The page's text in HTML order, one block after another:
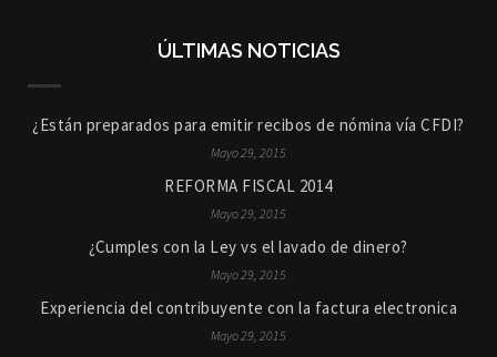
ÚLTIMAS NOTICIAS
¿Están preparados para emitir recibos de nómina vía CFDI?
Mayo 29, 2015
REFORMA FISCAL 2014
Mayo 29, 2015
¿Cumples con la Ley vs el lavado de dinero?
Mayo 29, 2015
Experiencia del contribuyente con la factura electronica
Mayo 29, 2015